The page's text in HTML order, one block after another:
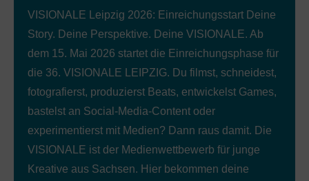
VISIONALE Leipzig 2026: Einreichungsstart Deine
Story. Deine Perspektive. Deine VISIONALE. Ab
dem 15. Mai 2026 startet die Einreichungsphase für
die 36. VISIONALE LEIPZIG. Du filmst, schneidest,
fotografierst, produzierst Beats, entwickelst Games,
bastelst an Social-Media-Content oder
experimentierst mit Medien? Dann raus damit. Die
VISIONALE ist der Medienwettbewerb für junge
Kreative aus Sachsen. Hier bekommen deine